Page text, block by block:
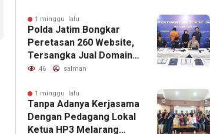
Beretika
1 minggu lalu
Polda Jatim Bongkar
Peretasan 260 Website,
Tersangka Jual Domain
untuk Promosi Judi
46 salman
1 minggu lalu
Tanpa Adanya Kerjasama
Dengan Pedagang Lokal
Ketua HP3 Melarang